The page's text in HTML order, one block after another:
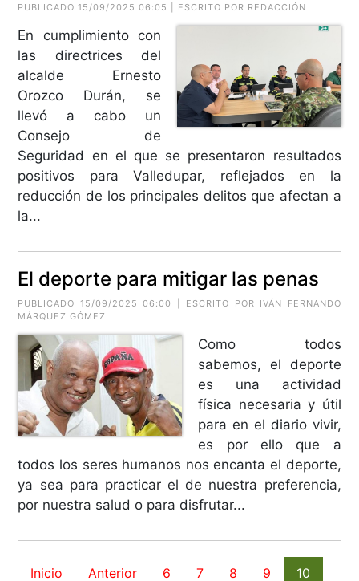
PUBLICADO 15/09/2025 06:05 | ESCRITO POR REDACCIÓN
En cumplimiento con
las directrices del
alcalde Ernesto
Orozco Durán, se
llevó a cabo un
Consejo de
Seguridad en el que se presentaron resultados
positivos para Valledupar, reflejados en la
reducción de los principales delitos que afectan a
la...
El deporte para mitigar las penas
PUBLICADO 15/09/2025 06:00 | ESCRITO POR IVÁN FERNANDO
MÁRQUEZ GÓMEZ
Como todos
sabemos, el deporte
es una actividad
física necesaria y útil
para en el diario vivir,
es por ello que a
todos los seres humanos nos encanta el deporte,
ya sea para practicar el de nuestra preferencia,
por nuestra salud o para disfrutar...
Inicio Anterior 6 7 8 9 10